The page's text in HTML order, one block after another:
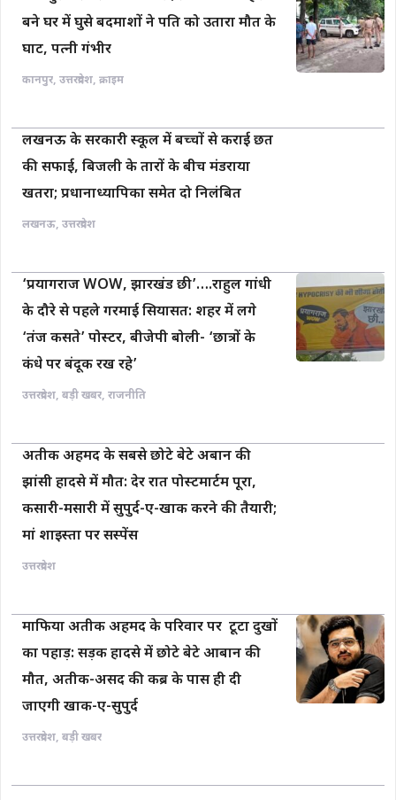
बने घर में घुसे बदमाशों ने पति को उतारा मौत के
घाट, पत्नी गंभीर
कानपुर, उत्तरप्रदेश, क्राइम
लखनऊ के सरकारी स्कूल में बच्चों से कराई छत
की सफाई, बिजली के तारों के बीच मंडराया
खतरा; प्रधानाध्यापिका समेत दो निलंबित
लखनऊ, उत्तरप्रदेश
‘प्रयागराज WOW, झारखंड छी’….राहुल गांधी
के दौरे से पहले गरमाई सियासत: शहर में लगे
‘तंज कसते’ पोस्टर, बीजेपी बोली- ‘छात्रों के
कंधे पर बंदूक रख रहे’
उत्तरप्रदेश, बड़ी खबर, राजनीति
अतीक अहमद के सबसे छोटे बेटे अबान की
झांसी हादसे में मौत: देर रात पोस्टमार्टम पूरा,
कसारी-मसारी में सुपुर्द-ए-खाक करने की तैयारी;
मां शाइस्ता पर सस्पेंस
उत्तरप्रदेश
माफिया अतीक अहमद के परिवार पर टूटा दुखों
का पहाड़: सड़क हादसे में छोटे बेटे आबान की
मौत, अतीक-असद की कब्र के पास ही दी
जाएगी खाक-ए-सुपुर्द
उत्तरप्रदेश, बड़ी खबर